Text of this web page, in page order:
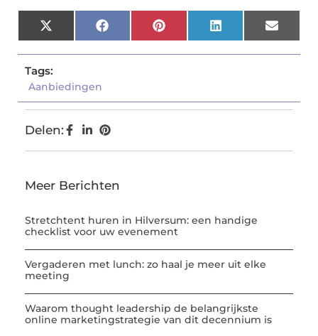
X
(Twitter)
FacebookPinterestLinkedInEmail
Tags:
Aanbiedingen
Delen:
Meer Berichten
Stretchtent huren in Hilversum: een handige
checklist voor uw evenement
Vergaderen met lunch: zo haal je meer uit elke
meeting
Waarom thought leadership de belangrijkste
online marketingstrategie van dit decennium is